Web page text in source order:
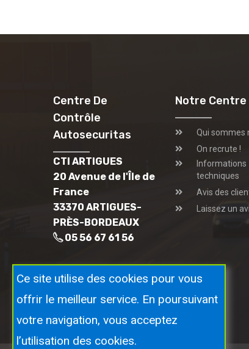
Centre De
Contrôle
Autosecuritas
CTI ARTIGUES
20 Avenue de l'Île de
France
33370 ARTIGUES-
PRÈS-BORDEAUX
05 56 67 61 56
Notre Centre
Qui sommes
On recrute !
Informations
techniques
Avis des
Laissez un
Ce site utilise des cookies pour vous
offrir le meilleur service. En poursuivant
votre navigation, vous acceptez
l’utilisation des cookies.